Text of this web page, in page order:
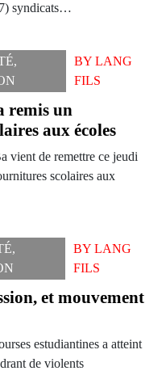
syndicats…
,
BY LANG
FILS
remis un
aux écoles
vient de remettre ce jeudi
scolaires aux
,
BYLANG
FILS
et mouvement
estudiantines a atteint
de violents